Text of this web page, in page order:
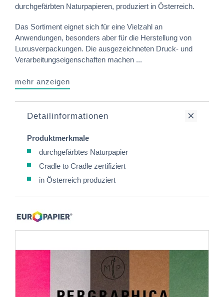
durchgefärbten Naturpapieren, produziert in Österreich.
Das Sortiment eignet sich für eine Vielzahl an
Anwendungen, besonders aber für die Herstellung von
Luxusverpackungen. Die ausgezeichneten Druck- und
Verarbeitungseigenschaften machen ...
mehr anzeigen
Detailinformationen
Produktmerkmale
durchgefärbtes Naturpapier
Cradle to Cradle zertifiziert
in Österreich produziert